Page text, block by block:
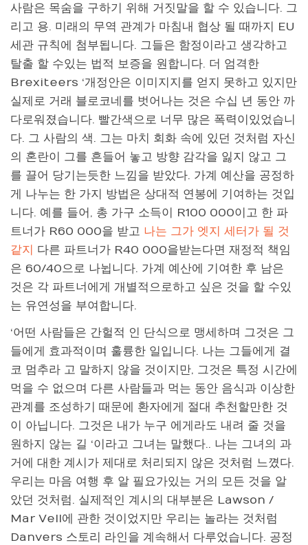
사람은 목숨을 구하기 위해 거짓말을 할 수 있습니다. 그
리고 용. 미래의 무역 관계가 마침내 협상 될 때까지 EU
세관 규칙에 첨부됩니다. 그들은 함정이라고 생각하고
탈출 할 수있는 법적 보증을 원합니다. 더 엄격한
Brexiteers ‘개정안은 이미지지를 얻지 못하고 있지만
실제로 거래 블로코네를 벗어나는 것은 수십 년 동안 까
다로워졌습니다. 빨간색으로 너무 많은 폭력이있었습니
다. 그 사람의 색. 그는 마치 회화 속에 있던 것처럼 자신
의 혼란이 그를 흔들어 놓고 방향 감각을 잃지 않고 그
를 끌어 당기는듯한 느낌을 받았다. 가계 예산을 공정하
게 나누는 한 가지 방법은 상대적 연봉에 기여하는 것입
니다. 예를 들어, 총 가구 소득이 R100 000이고 한 파
트너가 R60 000을 받고 나는 그가 엣지 세터가 될 것
같지 다른 파트너가 R40 000을받는다면 재정적 책임
은 60/40으로 나뉩니다. 가계 예산에 기여한 후 남은
것은 각 파트너에게 개별적으로하고 싶은 것을 할 수있
는 유연성을 부여합니다.
‘어떤 사람들은 간헐적 인 단식으로 맹세하며 그것은 그
들에게 효과적이며 훌륭한 일입니다. 나는 그들에게 결
코 멈추라 고 말하지 않을 것이지만, 그것은 특정 시간에
먹을 수 없으며 다른 사람들과 먹는 동안 음식과 이상한
관계를 조성하기 때문에 환자에게 절대 추천할만한 것
이 아닙니다. 그것은 내가 누구 에게라도 내려 줄 것을
원하지 않는 길 ‘이라고 그녀는 말했다.. 나는 그녀의 과
거에 대한 계시가 제대로 처리되지 않은 것처럼 느꼈다.
우리는 마음 여행 후 알 필요가있는 거의 모든 것을 알
았던 것처럼. 실제적인 계시의 대부분은 Lawson /
Mar Vell에 관한 것이었지만 우리는 놀라는 것처럼
Danvers 스토리 라인을 계속해서 다루었습니다. 공정